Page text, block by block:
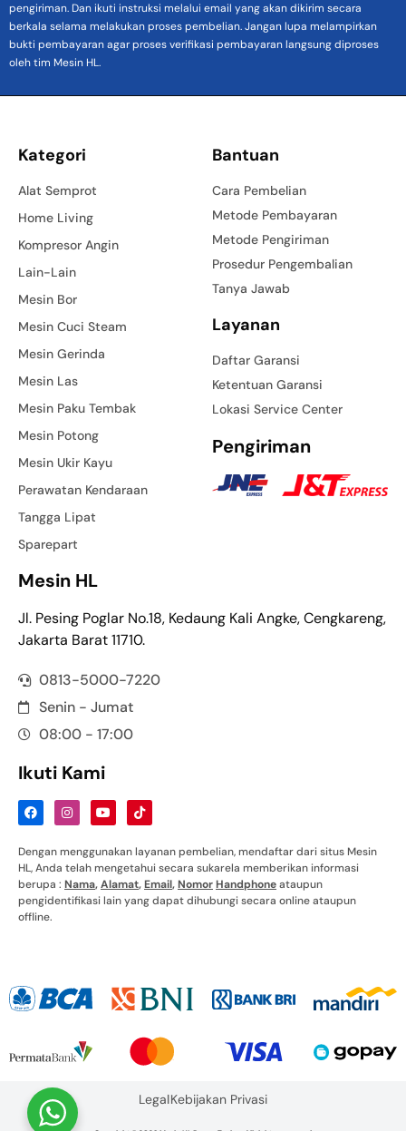
pengiriman. Dan ikuti instruksi melalui email yang akan dikirim secara
berkala selama melakukan proses pembelian. Jangan lupa melampirkan
bukti pembayaran agar proses verifikasi pembayaran langsung diproses
oleh tim Mesin HL.
Kategori
Alat Semprot
Home Living
Kompresor Angin
Lain-Lain
Mesin Bor
Mesin Cuci Steam
Mesin Gerinda
Mesin Las
Mesin Paku Tembak
Mesin Potong
Mesin Ukir Kayu
Perawatan Kendaraan
Tangga Lipat
Sparepart
Bantuan
Cara Pembelian
Metode Pembayaran
Metode Pengiriman
Prosedur Pengembalian
Tanya Jawab
Layanan
Daftar Garansi
Ketentuan Garansi
Lokasi Service Center
Pengiriman
Mesin HL
Jl. Pesing Poglar No.18, Kedaung Kali Angke, Cengkareng,
Jakarta Barat 11710.
0813-5000-7220
Senin - Jumat
08:00 - 17:00
Ikuti Kami
Dengan menggunakan layanan pembelian, mendaftar dari situs Mesin
HL, Anda telah mengetahui secara sukarela memberikan informasi
berupa : Nama,Alamat,Email,NomorHandphoneataupun
pengidentifikasi lain yang dapat dihubungi secara online ataupun
offline.
LegalKebijakan Privasi